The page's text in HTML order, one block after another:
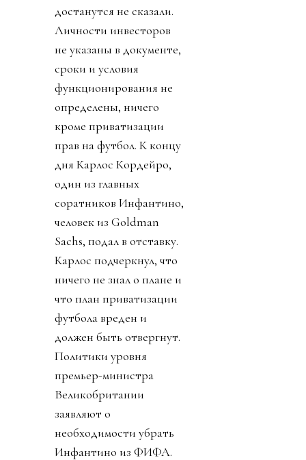
достанутся не сказали.
Личности инвесторов
не указаны в документе,
сроки и условия
функционирования не
определены, ничего
кроме приватизации
прав на футбол. К концу
дня Карлос Кордейро,
один из главных
соратников Инфантино,
человек из Goldman
Sachs, подал в отставку.
Карлос подчеркнул, что
ничего не знал о плане и
что план приватизации
футбола вреден и
должен быть отвергнут.
Политики уровня
премьер-министра
Великобритании
заявляют о
необходимости убрать
Инфантино из ФИФА.